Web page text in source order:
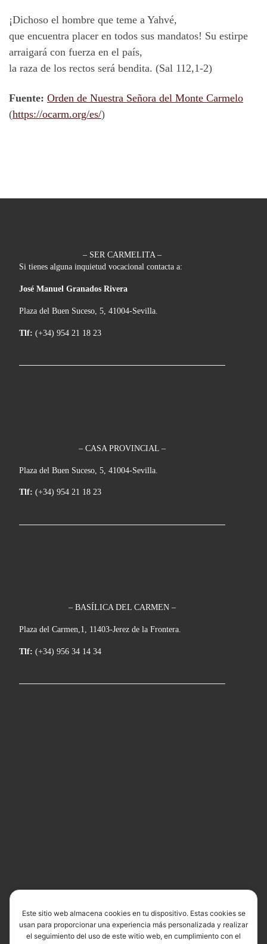
¡Dichoso el hombre que teme a Yahvé,
que encuentra placer en todos sus mandatos! Su estirpe
arraigará con fuerza en el país,
la raza de los rectos será bendita. (Sal 112,1-2)
Fuente: Orden de Nuestra Señora del Monte Carmelo
(https://ocarm.org/es/)
– SER CARMELITA –
Si tienes alguna inquietud vocacional contacta a:
José Manuel Granados Rivera
Plaza del Buen Suceso, 5, 41004-Sevilla.
Tlf: (+34) 954 21 18 23
– CASA PROVINCIAL –
Plaza del Buen Suceso, 5, 41004-Sevilla.
Tlf: (+34) 954 21 18 23
– BASÍLICA DEL CARMEN –
Plaza del Carmen,1, 11403-Jerez de la Frontera.
Tlf: (+34) 956 34 14 34
Este sitio web almacena cookies en tu dispositivo. Estas cookies se
usan para proporcionar una experiencia más personalizada y realizar
el seguimiento del uso de este witio web, en cumplimiento con el